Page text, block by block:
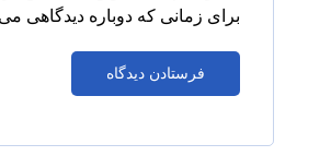
برای زمانی که دوباره دیدگاهی